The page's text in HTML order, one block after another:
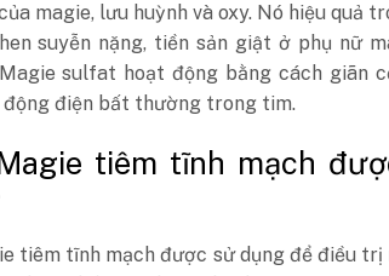
magie, lưu huỳnh và oxy. Nó hiệu quả
suyễn nặng, tiền sản giật ở phụ nữ
sulfat hoạt động bằng cách giãn
động điện bất thường trong tim.
tiêm tĩnh mạch
tiêm tĩnh mạch được sử dụng để điều